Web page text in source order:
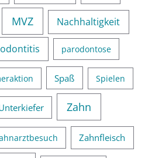
MVZ Nachhaltigkeit
parodontose
Spaß Spielen
Zahn
Zahnfleisch